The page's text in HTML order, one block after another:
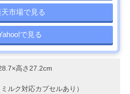
天市場で見る
で見る
高さ27.2cm
ルク対応カプセルあり）